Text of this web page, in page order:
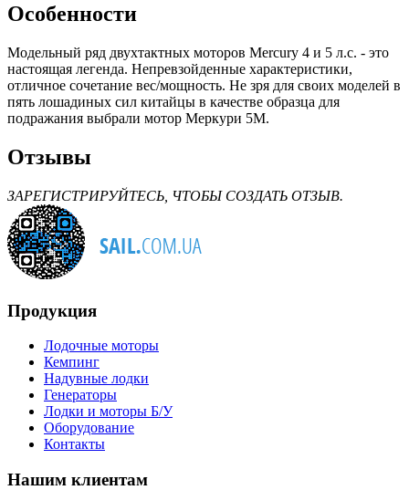
Особенности
Модельный ряд двухтактных моторов Mercury 4 и 5 л.с. - это
настоящая легенда. Непревзойденные характеристики,
отличное сочетание вес/мощность. Не зря для своих моделей в
пять лошадиных сил китайцы в качестве образца для
подражания выбрали мотор Меркури 5М.
Отзывы
ЗАРЕГИСТРИРУЙТЕСЬ, ЧТОБЫ СОЗДАТЬ ОТЗЫВ.
Продукция
Лодочные моторы
Кемпинг
Надувные лодки
Генераторы
Лодки и моторы Б/У
Оборудование
Контакты
Нашим клиентам